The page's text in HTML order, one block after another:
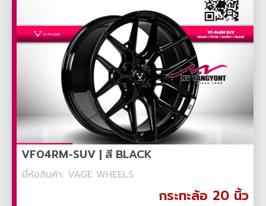
VF04RM-SUV | สี BLACK
ยี่ห้อสินค้า: VAGE WHEELS
กระทะล้อ 20 นิ้ว